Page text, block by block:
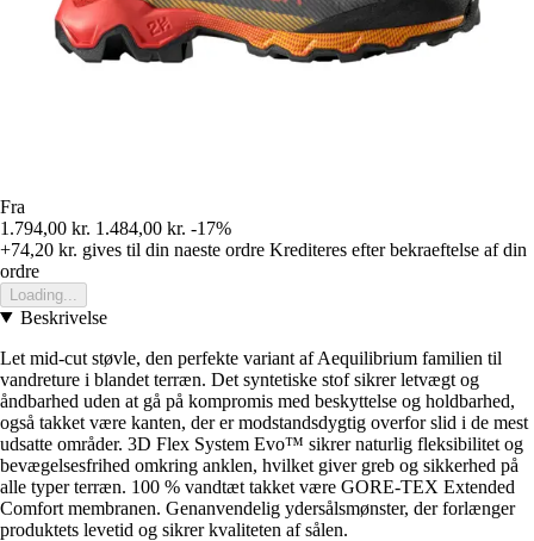
Fra
1.794,00 kr. 1.484,00 kr. -17%
+74,20 kr. gives til din naeste ordre Krediteres efter bekraeftelse af din
ordre
Loading...
Beskrivelse
Let mid-cut støvle, den perfekte variant af Aequilibrium familien til
vandreture i blandet terræn. Det syntetiske stof sikrer letvægt og
åndbarhed uden at gå på kompromis med beskyttelse og holdbarhed,
også takket være kanten, der er modstandsdygtig overfor slid i de mest
udsatte områder. 3D Flex System Evo™ sikrer naturlig fleksibilitet og
bevægelsesfrihed omkring anklen, hvilket giver greb og sikkerhed på
alle typer terræn. 100 % vandtæt takket være GORE-TEX Extended
Comfort membranen. Genanvendelig ydersålsmønster, der forlænger
produktets levetid og sikrer kvaliteten af sålen.